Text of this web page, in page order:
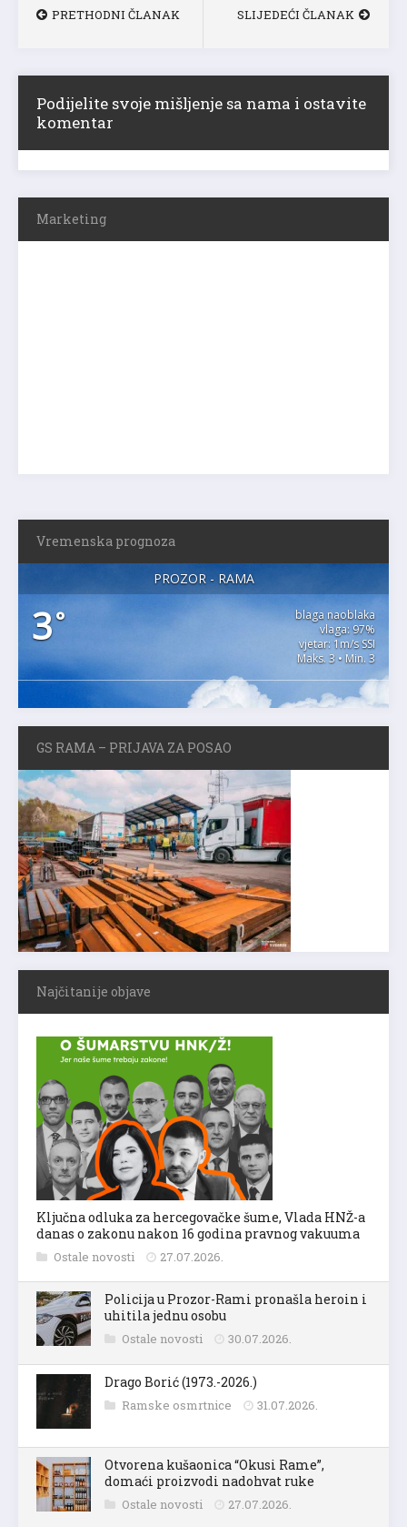
PRETHODNI ČLANAK SLIJEDEĆI ČLANAK
Podijelite svoje mišljenje sa nama i ostavite
komentar
Marketing
Vremenska prognoza
PROZOR - RAMA
3°
blaga naoblaka
vlaga: 97%
vjetar: 1m/s SSI
Maks. 3 • Min. 3
GS RAMA – PRIJAVA ZA POSAO
Najčitanije objave
Ključna odluka za hercegovačke šume, Vlada HNŽ-a
danas o zakonu nakon 16 godina pravnog vakuuma
Ostale novosti 27.07.2026.
Policija u Prozor-Rami pronašla heroin i
uhitila jednu osobu
Ostale novosti 30.07.2026.
Drago Borić (1973.-2026.)
Ramske osmrtnice 31.07.2026.
Otvorena kušaonica “Okusi Rame”,
domaći proizvodi nadohvat ruke
Ostale novosti 27.07.2026.